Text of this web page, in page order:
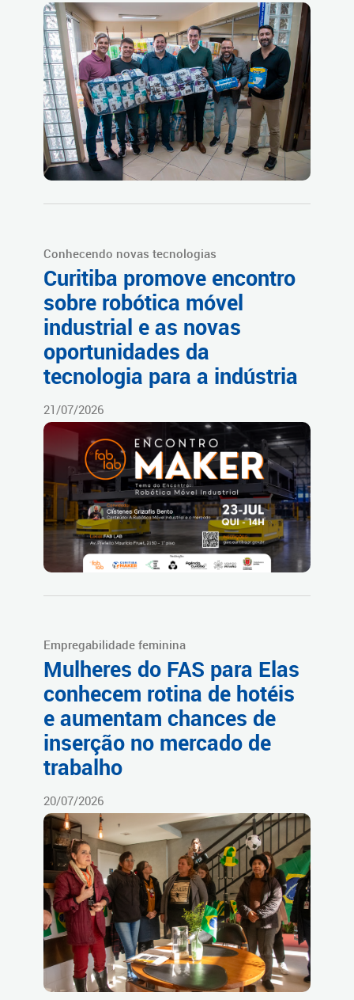
Conhecendo novas tecnologias
Curitiba promove encontro
sobre robótica móvel
industrial e as novas
oportunidades da
tecnologia para a indústria
21/07/2026
Empregabilidade feminina
Mulheres do FAS para Elas
conhecem rotina de hotéis
e aumentam chances de
inserção no mercado de
trabalho
20/07/2026